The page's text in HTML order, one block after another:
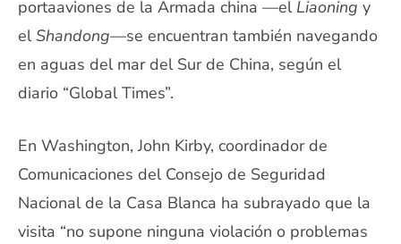
portaaviones de la Armada china —el Liaoning y
elShandong—se encuentran también navegando
en aguas del mar del Sur de China, según el
diario “Global Times”.
En Washington, John Kirby, coordinador de
Comunicaciones del Consejo de Seguridad
Nacional de la Casa Blanca ha subrayado que la
visita “no supone ninguna violación o problemas